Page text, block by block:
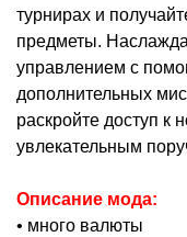
турнирах и
предметы.
управлением с
дополнительных
раскройте доступ
увлекательным
Описание мода:
• много валюты